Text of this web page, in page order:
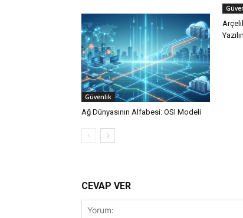
Güvenlik
Ağ Dünyasının Alfabesi: OSI Modeli
CEVAP VER